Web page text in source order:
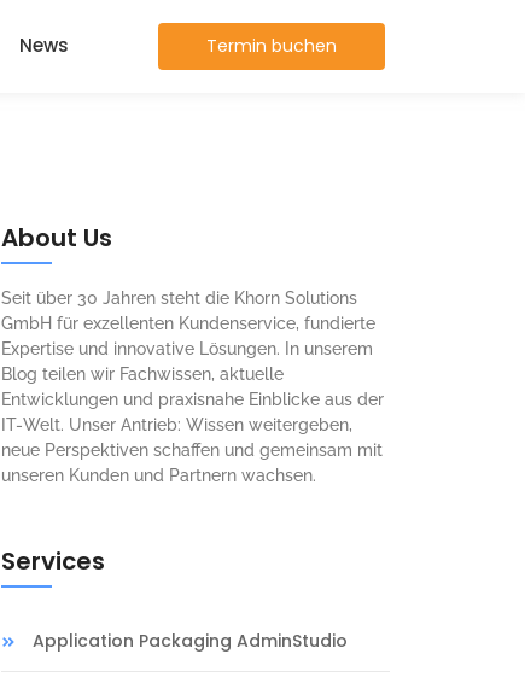
News Termin buchen
About Us
Seit über 30 Jahren steht die Khorn Solutions
GmbH für exzellenten Kundenservice, fundierte
Expertise und innovative Lösungen. In unserem
Blog teilen wir Fachwissen, aktuelle
Entwicklungen und praxisnahe Einblicke aus der
IT-Welt. Unser Antrieb: Wissen weitergeben,
neue Perspektiven schaffen und gemeinsam mit
unseren Kunden und Partnern wachsen.
Services
Application Packaging AdminStudio